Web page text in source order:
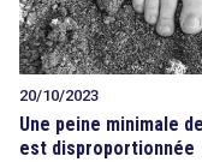
20/10/2023
Une peine minimale
est disproportionnée